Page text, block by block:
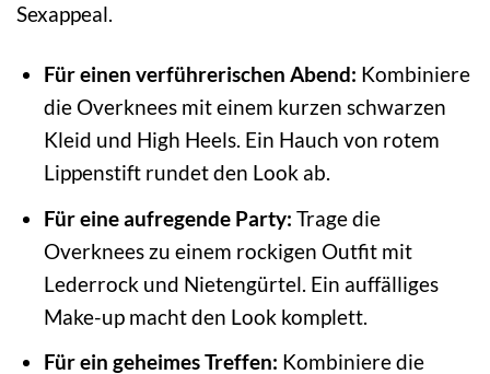
Sexappeal.
Für einen verführerischen Abend: Kombiniere
die Overknees mit einem kurzen schwarzen
Kleid und High Heels. Ein Hauch von rotem
Lippenstift rundet den Look ab.
Für eine aufregende Party: Trage die
Overknees zu einem rockigen Outfit mit
Lederrock und Nietengürtel. Ein auffälliges
Make-up macht den Look komplett.
Für ein geheimes Treffen: Kombiniere die